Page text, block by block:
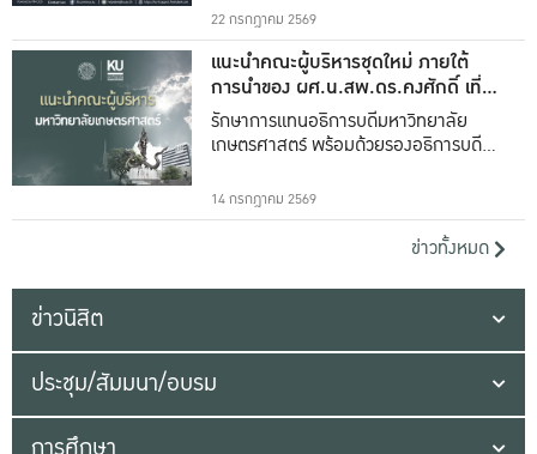
22 กรกฎาคม 2569
แนะนำคณะผู้บริหารชุดใหม่ ภายใต้
การนำของ ผศ.น.สพ.ดร.คงศักดิ์ เที่ยง
ธรรม
รักษาการแทนอธิการบดีมหาวิทยาลัย
เกษตรศาสตร์ พร้อมด้วยรองอธิการบดีทั้ง
14 กรกฎาคม 2569
ข่าวทั้งหมด
ข่าวนิสิต
ประชุม/สัมมนา/อบรม